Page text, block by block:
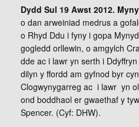
Dydd Sul 19 Awst 2012.
o dan arweiniad medrus a
o Rhyd Ddu i fyny i gopa
gogledd orllewin, o amgylch
dde ac i lawr yn serth i
dilyn y ffordd am gyfnod byr
Clogwynygarreg ac i lawr yn
ond boddhaol er gwaethaf y
Spencer. (Cyf: DHW).